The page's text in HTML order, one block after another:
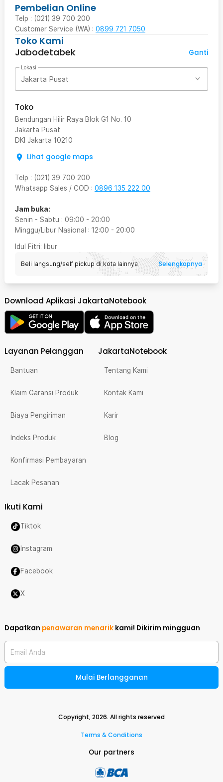
Pembelian Online
Telp : (021) 39 700 200
Customer Service (WA) : 0899 721 7050
Toko Kami
Jabodetabek
Ganti
Lokasi
Jakarta Pusat
Toko
Bendungan Hilir Raya Blok G1 No. 10
Jakarta Pusat
DKI Jakarta 10210
Lihat google maps
Telp : (021) 39 700 200
Whatsapp Sales / COD : 0896 135 222 00
Jam buka:
Senin - Sabtu : 09:00 - 20:00
Minggu/Libur Nasional : 12:00 - 20:00
Idul Fitri: libur
Beli langsung/self pickup di kota lainnya Selengkapnya
Download Aplikasi JakartaNotebook
Layanan Pelanggan
Bantuan
Klaim Garansi Produk
Biaya Pengiriman
Indeks Produk
Konfirmasi Pembayaran
Lacak Pesanan
JakartaNotebook
Tentang Kami
Kontak Kami
Karir
Blog
Ikuti Kami
Tiktok
Instagram
Facebook
X
Dapatkan penawaran menarik kami! Dikirim mingguan
Email Anda
Mulai Berlangganan
Copyright,2026. All rights reserved
Terms & Conditions
Our partners